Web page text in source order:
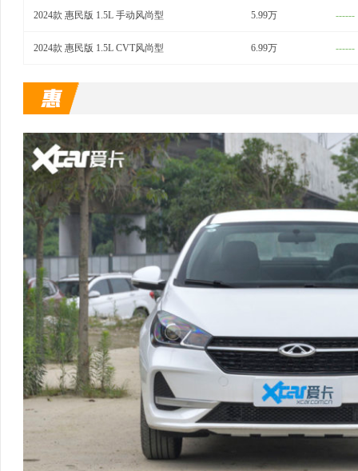
2024款 惠民版 1.5L 手动风尚型 5.99万 ------
2024款 惠民版 1.5L CVT风尚型 6.99万 ------